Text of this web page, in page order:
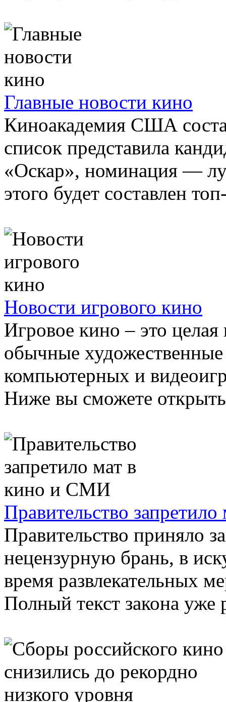
Главные новости кино
Киноакадемия США
список представила
«Оскар», номинация —
этого будет составлен
Новости игрового кино
Игровое кино – это
обычные
компьютерных и
Ниже вы сможете
Правительство
Правительство приняло
нецензурную брань, в
время развлекательных
Полный текст закона уже